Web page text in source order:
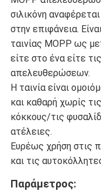
σιλικόνη
στην επιφάνεια.
ταινίας MOPP ως
είτε στο ένα είτε
απελευθερώσεων.
Η ταινία είναι
και καθαρή χωρίς
κόκκους/τις
ατέλειες.
Ευρέως χρήση στις
και τις
Παράμετρος: